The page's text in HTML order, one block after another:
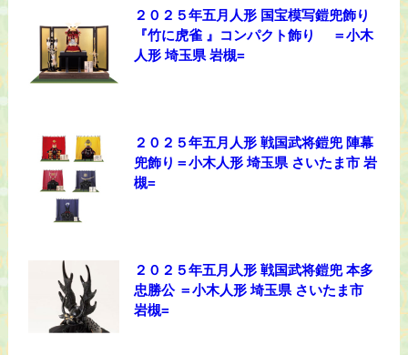
２０２５年五月人形 国宝模写鎧兜飾り
『竹に虎雀 』コンパクト飾り ＝小木
人形 埼玉県 岩槻=
２０２５年五月人形 戦国武将鎧兜 陣幕
兜飾り＝小木人形 埼玉県 さいたま市 岩
槻=
２０２５年五月人形 戦国武将鎧兜 本多
忠勝公 ＝小木人形 埼玉県 さいたま市
岩槻=